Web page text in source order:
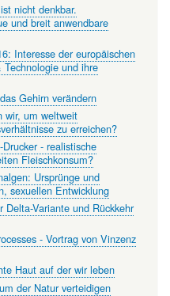
nicht denkbar.
und breit anwendbare
Interesse der europäischen
und ihre
Gehirn verändern
wir, um weltweit
zu erreichen?
- realistische
Fleischkonsum?
Ursprünge und
sexuellen Entwicklung
Variante und Rückkehr
- Vortrag von Vinzenz
Haut auf der wir leben
der Natur verteidigen